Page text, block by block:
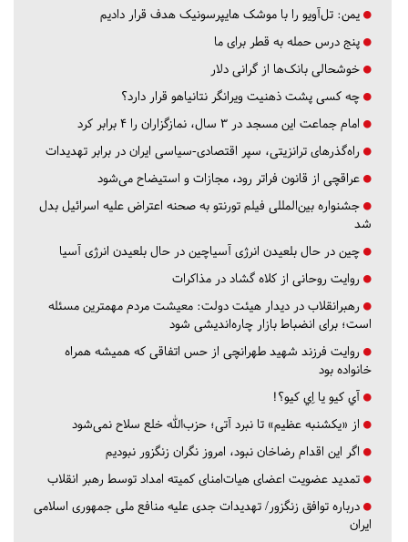
یمن: تل‌آویو را با موشک هایپرسونیک هدف قرار دادیم
پنج درس‌ حمله به قطر برای ما
خوشحالی بانک‌ها از گرانی دلار
چه کسی پشت ذهنیت ویرانگر نتانیاهو قرار دارد؟
امام جماعت این مسجد در ۳ سال، نمازگزاران را ۴ برابر کرد
راه‌گذرهای ترانزیتی، سپر اقتصادی-سیاسی ایران در برابر تهدیدات
عراقچی از قانون فراتر رود، مجازات و استیضاح می‌شود
جشنواره بین‌المللی فیلم تورنتو به صحنه اعتراض علیه اسرائیل بدل
شد
چین در حال بلعیدن انرژی آسیاچین در حال بلعیدن انرژی آسیا
روایت روحانی از کلاه گشاد در مذاکرات
رهبرانقلاب در دیدار هیئت دولت: معیشت مردم مهمترین مسئله
است؛ برای انضباط بازار چاره‌اندیشی شود
روایت فرزند شهید طهرانچی از حس اتفاقی که همیشه همراه
خانواده بود
آي كيو يا اِي كيو؟!
از «یکشنبه عظیم» تا نبرد آتی؛ حزب‌الله خلع سلاح نمی‌شود
اگر این اقدام رضاخان نبود، امروز نگران زنگزور نبودیم
تمدید عضویت اعضای هیات‌امنای کمیته امداد توسط رهبر انقلاب
درباره توافق زنگزور/ تهدیدات جدی علیه منافع ملی جمهوری اسلامی
ایران